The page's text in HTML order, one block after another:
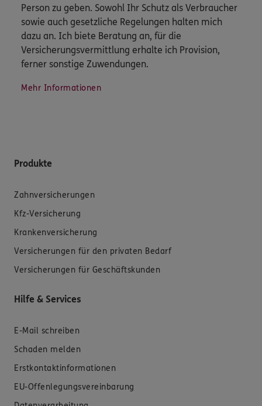
Person zu geben. Sowohl Ihr Schutz als Verbraucher
sowie auch gesetzliche Regelungen halten mich
dazu an. Ich biete Beratung an, für die
Versicherungsvermittlung erhalte ich Provision,
ferner sonstige Zuwendungen.
Mehr Informationen
Produkte
Zahnversicherungen
Kfz-Versicherung
Krankenversicherung
Versicherungen für den privaten Bedarf
Versicherungen für Geschäftskunden
Hilfe & Services
E-Mail schreiben
Schaden melden
Erstkontaktinformationen
EU-Offenlegungsvereinbarung